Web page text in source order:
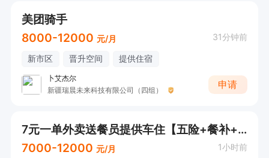
美团骑手
8000-12000 元/月 31分钟前
新市区 晋升空间 提供住宿
卜艾杰尔
新疆瑞晨未来科技有限公司（四组）
申请
7元一单外卖送餐员提供车住【五险+餐补+话补+年终奖】
7000-12000 元/月 1小时前